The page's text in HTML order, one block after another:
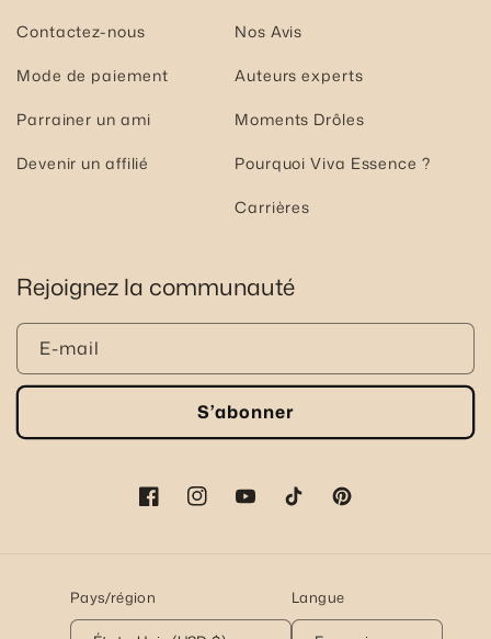
Contactez-nous
Mode de paiement
Parrainer un ami
Devenir un affilié
Nos Avis
Auteurs experts
Moments Drôles
Pourquoi Viva Essence ?
Carrières
Rejoignez la communauté
E-mail
S’abonner
FacebookInstagramYouTubeTikTokPinterest
Pays/région Langue